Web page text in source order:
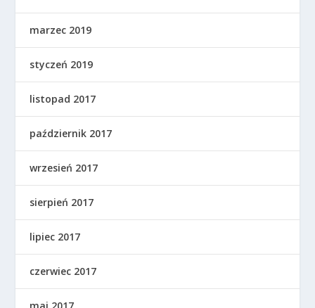
marzec 2019
styczeń 2019
listopad 2017
październik 2017
wrzesień 2017
sierpień 2017
lipiec 2017
czerwiec 2017